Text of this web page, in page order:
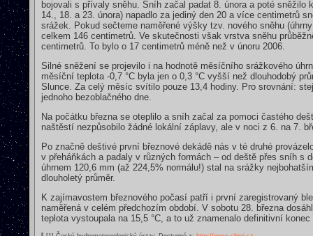
bojovali s přívaly sněhu. Sníh začal padat 8. února a poté
14., 18. a 23. února) napadlo za jediný den 20 a více centimetrů
srážek. Pokud sečteme naměřené výšky tzv. nového sněhu
celkem 146 centimetrů. Ve skutečnosti však vrstva sněhu
centimetrů. To bylo o 17 centimetrů méně než v únoru 2006.
Silné sněžení se projevilo i na hodnotě měsíčního srážkového
měsíční teplota -0,7 °C byla jen o 0,3 °C vyšší než dlouhodobý
Slunce. Za celý měsíc svítilo pouze 13,4 hodiny. Pro srovnání:
jednoho bezoblačného dne.
Na počátku března se oteplilo a sníh začal za pomoci častého
naštěstí nezpůsobilo žádné lokální záplavy, ale v noci z 6. na 7.
Po značně deštivé první březnové dekádě nás v té druhé
v přeháňkách a padaly v různých formách – od deště přes sníh
úhrnem 120,6 mm (až 224,5% normálu!) stal na srážky
dlouholetý průměr.
K zajímavostem březnového počasí patří i první zaregistrovaný
naměřená v celém předchozím období. V sobotu 28. března
teplota vystoupala na 15,5 °C, a to už znamenalo definitivní